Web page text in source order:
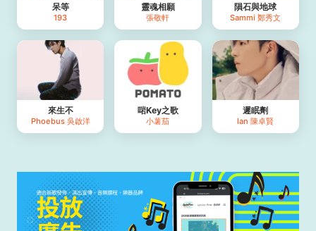
呆等
193
靈魂相願
張敬軒
隕石與地球
Sammi 鄭秀文
來生不
Phoebus 吳啟洋
啱Key之歌
小薯茄
遲眠劑
Ian 陳卓賢